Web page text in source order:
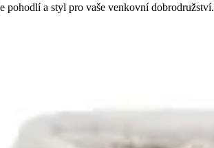
pohodlí a styl pro vaše venkovní dobrodružství.